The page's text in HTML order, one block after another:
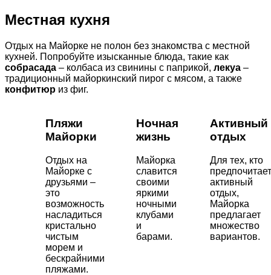
Местная кухня
Отдых на Майорке не полон без знакомства с местной
кухней. Попробуйте изысканные блюда, такие как
собрасада – колбаса из свинины с паприкой, лекуа –
традиционный майоркинский пирог с мясом, а также
конфитюр из фиг.
Пляжи
Майорки
Отдых на
Майорке с
друзьями –
это
возможность
насладиться
кристально
чистым
морем и
бескрайними
пляжами.
Ночная
жизнь
Майорка
славится
своими
яркими
ночными
клубами
и
барами.
Активный
отдых
Для тех, кто
предпочитает
активный
отдых,
Майорка
предлагает
множество
вариантов.